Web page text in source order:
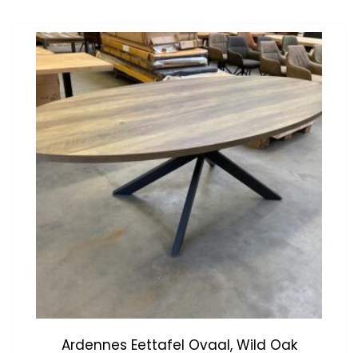
Ardennes Eettafel Ovaal, Wild Oak